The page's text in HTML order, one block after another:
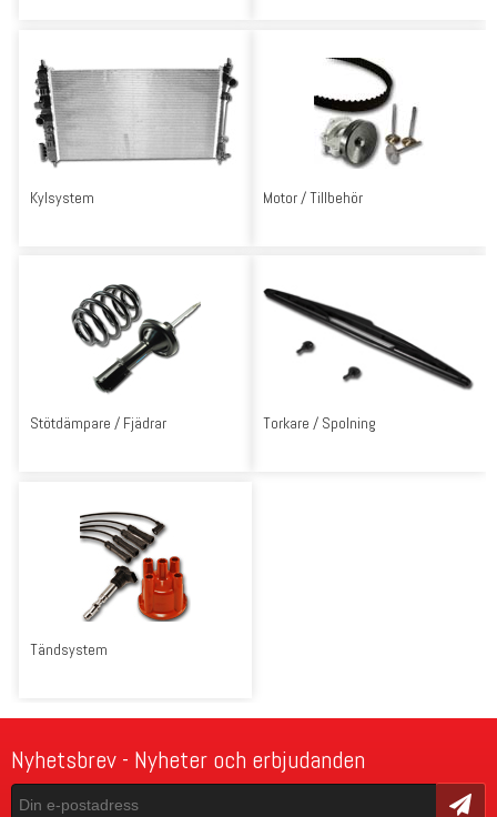
Kylsystem Motor / Tillbehör
Stötdämpare / Fjädrar Torkare / Spolning
Tändsystem
Nyhetsbrev - Nyheter och erbjudanden
Skicka